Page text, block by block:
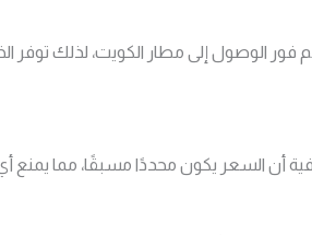
فور الوصول إلى مطار الكويت، لذلك توفر
أن السعر يكون محددًا مسبقًا، مما يمنع